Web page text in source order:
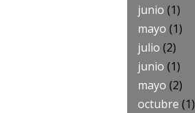
junio (1)
mayo (1)
julio (2)
junio (1)
mayo (2)
octubre (1)